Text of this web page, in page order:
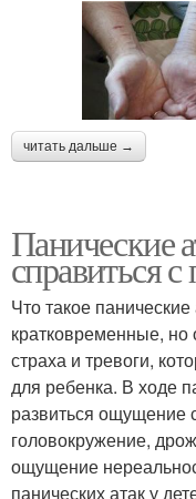
читать дальше →
Панические
справиться
Что такое
кратковременные,
страха и тревоги,
для ребенка. В ходе
развиться ощущение
головокружение,
ощущение
панических атак у